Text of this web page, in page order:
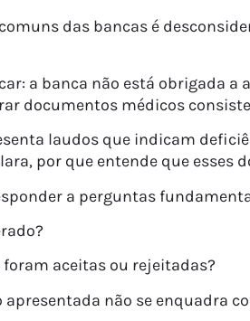
das bancas é
a banca não está obrigada
documentos médicos
laudos que indicam
por que entende que esses
a perguntas
foram aceitas ou rejeitadas?
apresentada não se enquadra